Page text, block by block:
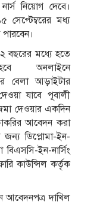
নিয়োগ দেবে।
সেপ্টেম্বরের মধ্য
বছরের মধ্যে হতে
অনলাইনে
বেলা আড়াইটার
যাবে পূবালী
দেওয়ার একদিন
আবেদন করা
জন্য ডিপ্লোমা-ইন-
বিএসসি-ইন-নার্সিং
কাউন্সিল কর্তৃক
আবেদনপত্র দাখিল